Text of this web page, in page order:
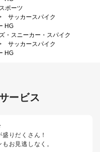
ポーツ
サッカースパイク
HG
・スニーカー・スパイク
サッカースパイク
HG
ービス
りだくさん！
お見逃しなく。